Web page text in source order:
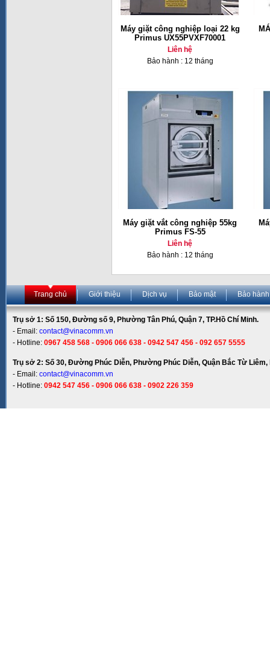
Máy giặt công nghiệp loại 22 kg
Primus UX55PVXF70001
Liên hệ
Bảo hành : 12 tháng
Máy giặt vắt công nghiệp 55kg
Primus FS-55
Liên hệ
Bảo hành : 12 tháng
Trang chủ Giới thiệu Dịch vụ Bảo mật Bảo hành
Trụ sở 1: Số 150, Đường số 9, Phường Tân Phú, Quận 7, TP.Hồ Chí Minh.
- Email: contact@vinacomm.vn
- Hotline: 0967 458 568 - 0906 066 638 - 0942 547 456 - 092 657 5555
Trụ sở 2: Số 30, Đường Phúc Diễn, Phường Phúc Diễn, Quận Bắc Từ Liêm,
- Email: contact@vinacomm.vn
- Hotline: 0942 547 456 - 0906 066 638 - 0902 226 359